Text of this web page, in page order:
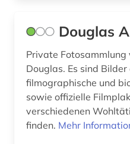
Douglas
Private Fotosammlung
Douglas. Es sind
filmographische und
sowie offizielle
verschiedenen
finden. Mehr